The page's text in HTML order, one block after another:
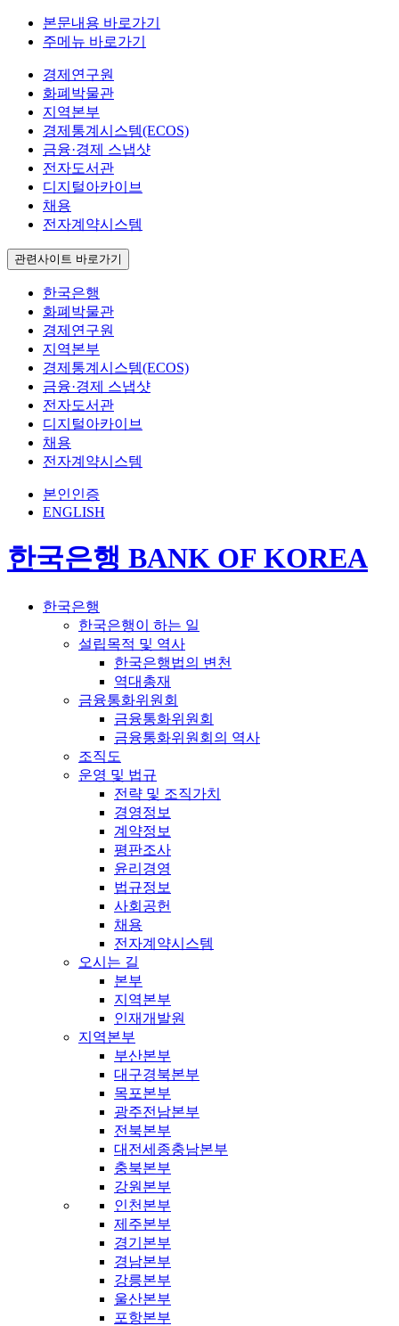
본문내용 바로가기
주메뉴 바로가기
경제연구원
화폐박물관
지역본부
경제통계시스템(ECOS)
금융·경제 스냅샷
전자도서관
디지털아카이브
채용
전자계약시스템
관련사이트 바로가기
한국은행
화폐박물관
경제연구원
지역본부
경제통계시스템(ECOS)
금융·경제 스냅샷
전자도서관
디지털아카이브
채용
전자계약시스템
본인인증
ENGLISH
한국은행 BANK OF KOREA
한국은행
한국은행이 하는 일
설립목적 및 역사
한국은행법의 변천
역대총재
금융통화위원회
금융통화위원회
금융통화위원회의 역사
조직도
운영 및 법규
전략 및 조직가치
경영정보
계약정보
평판조사
윤리경영
법규정보
사회공헌
채용
전자계약시스템
오시는 길
본부
지역본부
인재개발원
지역본부
부산본부
대구경북본부
목포본부
광주전남본부
전북본부
대전세종충남본부
충북본부
강원본부
인천본부
제주본부
경기본부
경남본부
강릉본부
울산본부
포항본부